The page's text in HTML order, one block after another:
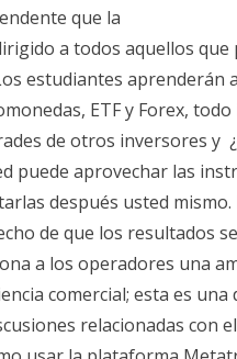
que la
a todos aquellos que
estudiantes
ETF y Forex,
de otros inversores y
puede aprovechar las
después usted
de que los resultados
a los operadores una
comercial; esta es
relacionadas con